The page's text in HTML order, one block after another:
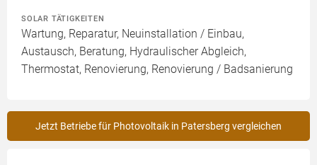
SOLAR TÄTIGKEITEN
Wartung, Reparatur, Neuinstallation / Einbau,
Austausch, Beratung, Hydraulischer Abgleich,
Thermostat, Renovierung, Renovierung / Badsanierung
Jetzt Betriebe für Photovoltaik in Patersberg vergleichen